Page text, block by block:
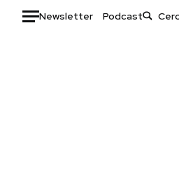
Newsletter Podcast